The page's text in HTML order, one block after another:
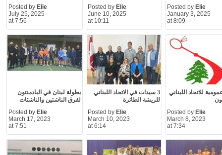
Posted by Elie
July 25, 2025
at 7:56
Posted by Elie
June 10, 2025
at 10:11
Posted by Elie
January 3, 2025
at 8:09
بطولة لبنان في البادمنتون
لفرق الناشئين والناشئات
Posted by Elie
March 17, 2023
at 7:51
3 سيدات في الاتحاد اللبناني
للريشة الطائرة
Posted by Elie
March 10, 2023
at 6:14
للاتحاد اللبناني
Posted by Elie
March 8, 2023
at 7:34